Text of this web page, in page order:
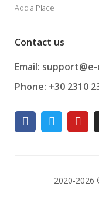
Add a Place
Contact us
Email:
Phone: +30 2310
2020-2026